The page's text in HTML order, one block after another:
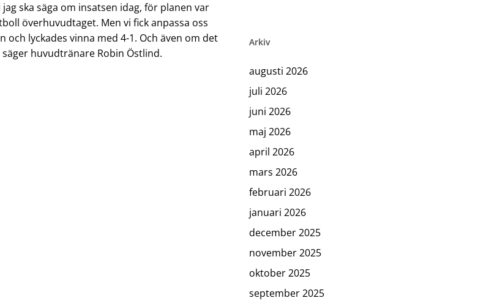
ska säga om insatsen idag, för planen var
överhuvudtaget. Men vi fick anpassa oss
lyckades vinna med 4-1. Och även om det
huvudtränare Robin Östlind.
Arkiv
augusti 2026
juli 2026
juni 2026
maj 2026
april 2026
mars 2026
februari 2026
januari 2026
december 2025
november 2025
oktober 2025
september 2025